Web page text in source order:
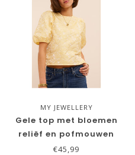
MY JEWELLERY
Gele top met bloemen
reliëf en pofmouwen
€45,99